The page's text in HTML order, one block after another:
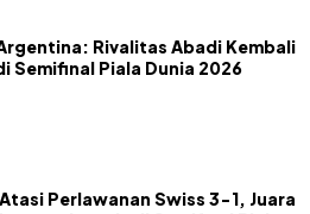
Rivalitas Abadi Kembali
Semifinal Piala Dunia 2026
Perlawanan Swiss 3-1, Juara